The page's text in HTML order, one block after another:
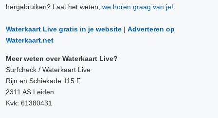
hergebruiken? Laat het weten, we horen graag van je!
Waterkaart Live gratis in je website | Adverteren op
Waterkaart.net
Meer weten over Waterkaart Live?
Surfcheck / Waterkaart Live
Rijn en Schiekade 115 F
2311 AS Leiden
Kvk: 61380431